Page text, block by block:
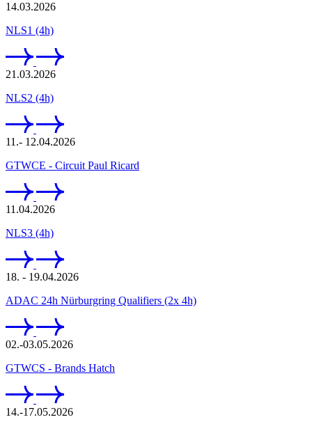
14.03.2026
NLS1 (4h)
21.03.2026
NLS2 (4h)
11.- 12.04.2026
GTWCE - Circuit Paul Ricard
11.04.2026
NLS3 (4h)
18. - 19.04.2026
ADAC 24h Nürburgring Qualifiers (2x 4h)
02.-03.05.2026
GTWCS - Brands Hatch
14.-17.05.2026